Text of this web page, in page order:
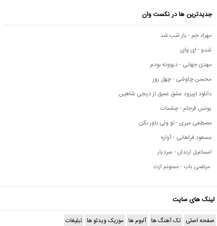
جدیدترین ها در نکست وان
مهراد جم - باز شب شد
شدو - ای وای
مهدی جهانی - دیوونه بودم
محسن چاوشی - چهل روز
دانلود اپیزود عشق عمیق از دیجی شاهین
یونس فرجام - چشمات
مصطفی میری - تو ولی باور نکن
مسعود فراهانی - آواره
اسماعیل ارندان - سردیار
مرتضی باب - ممنونم ازت
لینک های سایت
صفحه اصلی تک آهنگ ها آلبوم ها موزیک ویدئو ها تبلیغات